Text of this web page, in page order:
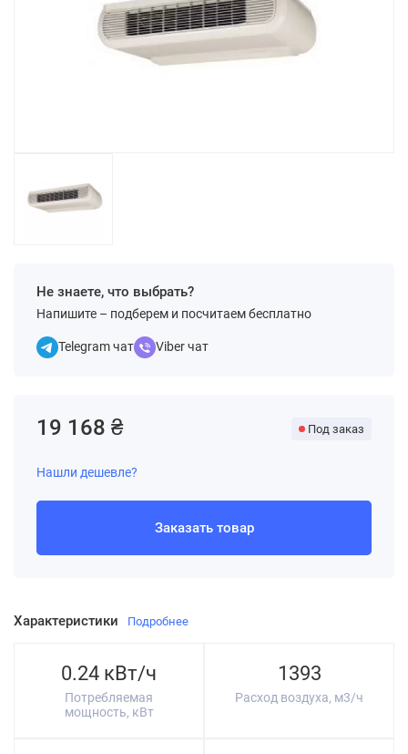
Не знаете, что выбрать?
Напишите – подберем и посчитаем бесплатно
Telegram чат Viber чат
Характеристики Подробнее
0.24 кВт/ч
Потребляемая
мощность, кВт
1393
Расход воздуха, м3/ч
19 168 ₴ Под заказ
Нашли дешевле?
Заказать товар